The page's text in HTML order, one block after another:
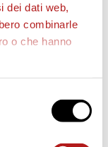
dei dati web,
combinarle
o che hanno